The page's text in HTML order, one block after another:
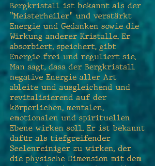
Bergkristall ist bekannt als der
"Meisterheiler" und verstärkt
Energie und Gedanken sowie die
Wirkung anderer Kristalle. Er
absorbiert, speichert, gibt
Energie frei und reguliert sie.
Man sagt, dass der Bergkristall
negative Energie aller Art
ableite und ausgleichend und
revitalisierend auf der
körperlichen, mentalen,
emotionalen und spirituellen
Ebene wirken soll. Er ist bekannt
dafür als tiefgreifender
Seelenreiniger zu wirken, der
die physische Dimension mit dem